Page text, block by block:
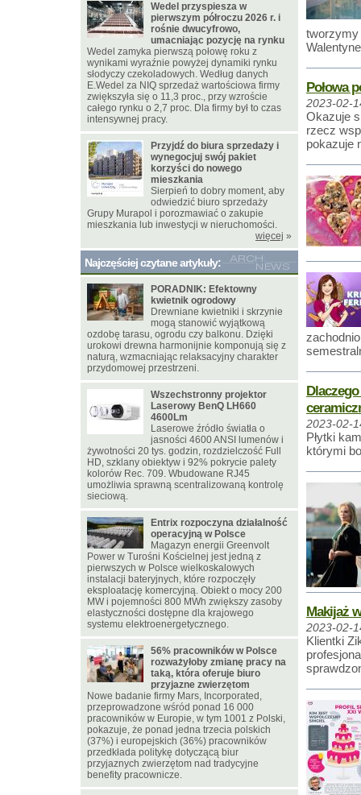
tworzymy
Połowa
2023-02-
Okazuje
rzecz
pokazuje
2023-02-
Płytki
którymi
Makijaż
2023-02-
Klientki
Wedel przyspiesza w
pierwszym półroczu 2026 r. i
rośnie dwucyfrowo,
umacniając pozycję na rynku
Wedel zamyka pierwszą połowę roku z
wynikami wyraźnie powyżej dynamiki rynku
słodyczy czekoladowych. Według danych
E.Wedel za NIQ sprzedaż wartościowa firmy
zwiększyła się o 11,3 proc., przy wzroście
całego rynku o 2,7 proc. Dla firmy był to czas
intensywnej pracy.
Przyjdź do biura sprzedaży i
wynegocjuj swój pakiet
korzyści do nowego
mieszkania
Sierpień to dobry moment, aby
odwiedzić biuro sprzedaży
Grupy Murapol i porozmawiać o zakupie
mieszkania lub inwestycji w nieruchomości.
więcej »
Najczęściej czytane artykuły:
PORADNIK: Efektowny
kwietnik ogrodowy
Drewniane kwietniki i skrzynie
mogą stanowić wyjątkową
ozdobę tarasu, ogrodu czy balkonu. Dzięki
urokowi drewna harmonijnie komponują się z
naturą, wzmacniając relaksacyjny charakter
przydomowej przestrzeni.
Wszechstronny projektor
Laserowy BenQ LH660
4600Lm
Laserowe źródło światła o
jasności 4600 ANSI lumenów i
żywotności 20 tys. godzin, rozdzielczość Full
HD, szklany obiektyw i 92% pokrycie palety
kolorów Rec. 709. Wbudowane RJ45
umożliwia sprawną scentralizowaną kontrolę
sieciową.
Entrix rozpoczyna działalność
operacyjną w Polsce
Magazyn energii Greenvolt
Power w Turośni Kościelnej jest jedną z
pierwszych w Polsce wielkoskalowych
instalacji bateryjnych, które rozpoczęły
eksploatację komercyjną. Obiekt o mocy 200
MW i pojemności 800 MWh zwiększy zasoby
elastyczności dostępne dla krajowego
systemu elektroenergetycznego.
56% pracowników w Polsce
rozważyłoby zmianę pracy na
taką, która oferuje biuro
przyjazne zwierzętom
Nowe badanie firmy Mars, Incorporated,
przeprowadzone wśród ponad 16 000
pracowników w Europie, w tym 1001 z Polski,
pokazuje, że ponad jedna trzecia polskich
(37%) i europejskich (36%) pracowników
przedkłada politykę dotyczącą biur
przyjaznych zwierzętom nad tradycyjne
benefity pracownicze.